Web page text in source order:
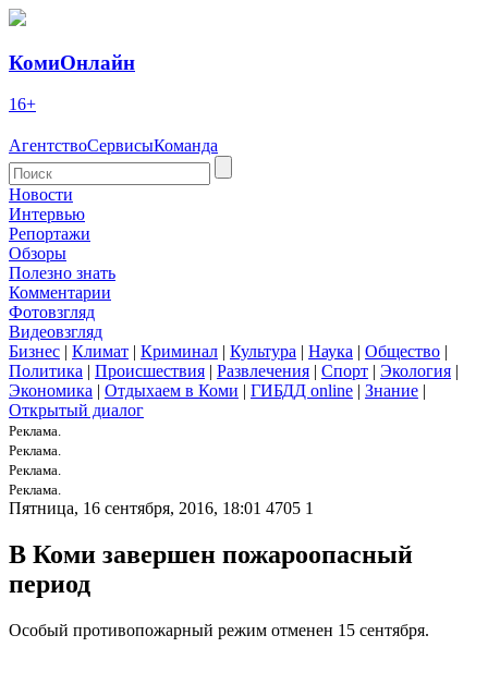
КомиОнлайн
16+
АгентствоСервисыКоманда
Новости
Интервью
Репортажи
Обзоры
Полезно знать
Комментарии
Фотовзгляд
Видеовзгляд
Бизнес | Климат | Криминал | Культура | Наука | Общество |
Политика | Происшествия | Развлечения | Спорт | Экология |
Экономика | Отдыхаем в Коми | ГИБДД online | Знание |
Открытый диалог
Реклама.
Реклама.
Реклама.
Реклама.
Пятница, 16 сентября, 2016, 18:01 4705 1
В Коми завершен пожароопасный
период
Особый противопожарный режим отменен 15 сентября.